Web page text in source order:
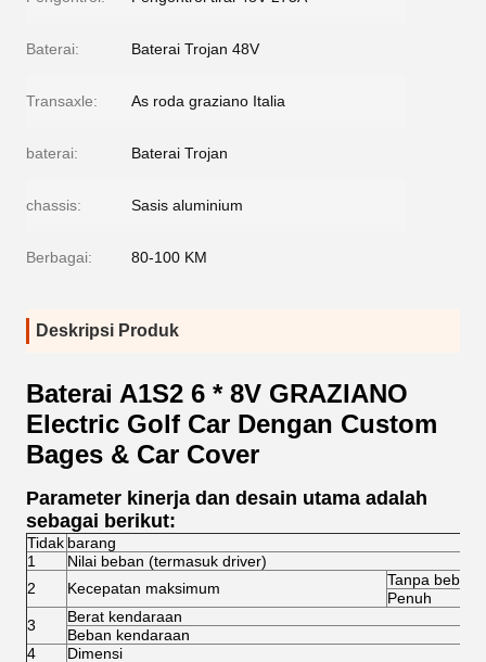
Baterai: Baterai Trojan 48V
Transaxle: As roda graziano Italia
baterai: Baterai Trojan
chassis: Sasis aluminium
Berbagai: 80-100 KM
Deskripsi Produk
Baterai A1S2 6 * 8V GRAZIANO
Electric Golf Car Dengan Custom
Bages & Car Cover
Parameter kinerja dan desain utama adalah
sebagai berikut:
Tidak barang
1
Nilai beban (termasuk driver)
2
Kecepatan maksimum
Tanpa beban
Penuh
3
Berat kendaraan
Beban kendaraan
4
Dimensi